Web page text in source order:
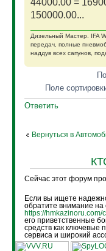
44000.00 =
150000.00...
Дизельный Мастер. IFA
передач, полные
наддув всех сапунов,
Поле
Ответить
Вернуться в
Сейчас этот форум
Если вы ищете
обратите внимание на
https://
его приветственные
средств как ключевые
сервиса и широкий